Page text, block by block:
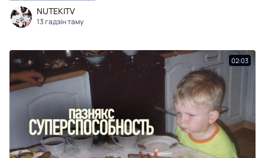
NUTEKITV
13 гадзін таму
02:03